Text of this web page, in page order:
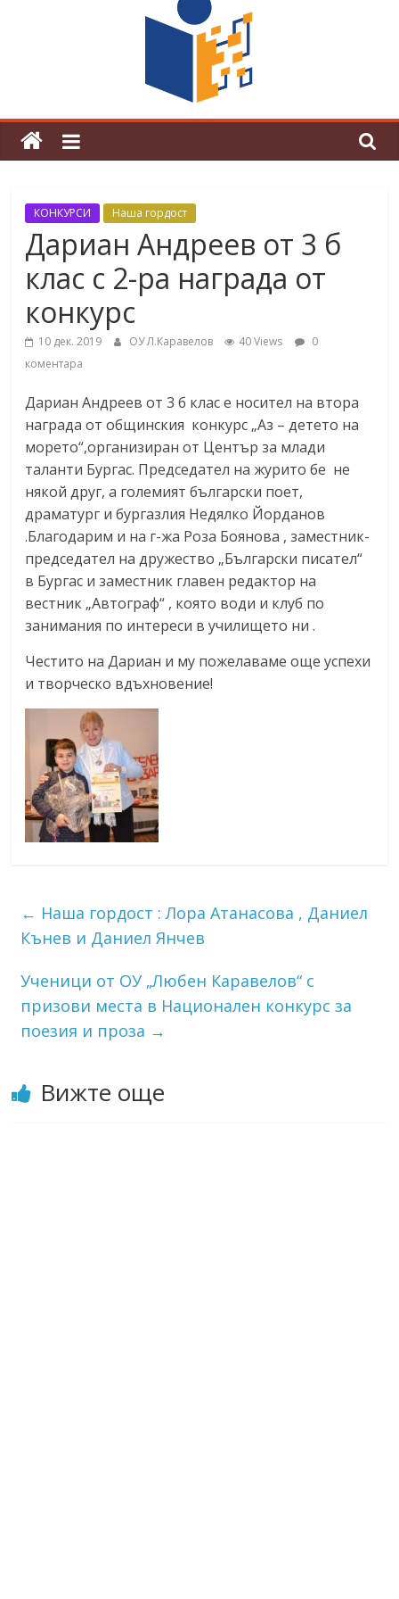
Магията на Андерсен оживя в ОУ
„Любен Каравелов“
КОНКУРСИ Наша гордост
Дариан Андреев от 3 б
клас с 2-ра награда от
конкурс
10 дек. 2019 ОУ Л.Каравелов 40 Views
0
коментара
Дариан Андреев от 3 б клас е носител на втора
награда от общинския конкурс „Аз – детето на
морето“,организиран от Център за млади
таланти Бургас. Председател на журито бе не
някой друг, а големият български поет,
драматург и бургазлия Недялко Йорданов
.Благодарим и на г-жа Роза Боянова , заместник-
председател на дружество „Български писател“
в Бургас и заместник главен редактор на
вестник „Автограф“ , която води и клуб по
занимания по интереси в училището ни .
Честито на Дариан и му пожелаваме още успехи
и творческо вдъхновение!
← Наша гордост : Лора Атанасова , Даниел
Кънев и Даниел Янчев
Ученици от ОУ „Любен Каравелов“ с
призови места в Национален конкурс за
поезия и проза →
Вижте още